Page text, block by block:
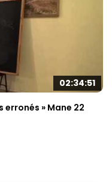
02:34:51
erronés » Mane 22